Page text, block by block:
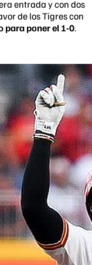
entrada y con dos
de los Tigres con
para poner el 1-0.